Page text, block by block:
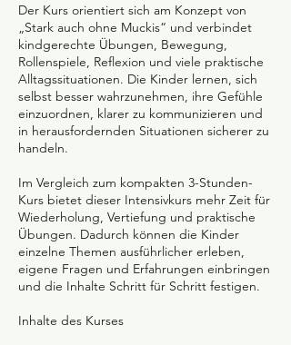
Der Kurs orientiert sich am Konzept von
„Stark auch ohne Muckis“ und verbindet
kindgerechte Übungen, Bewegung,
Rollenspiele, Reflexion und viele praktische
Alltagssituationen. Die Kinder lernen, sich
selbst besser wahrzunehmen, ihre Gefühle
einzuordnen, klarer zu kommunizieren und
in herausfordernden Situationen sicherer zu
handeln.
Im Vergleich zum kompakten 3-Stunden-
Kurs bietet dieser Intensivkurs mehr Zeit für
Wiederholung, Vertiefung und praktische
Übungen. Dadurch können die Kinder
einzelne Themen ausführlicher erleben,
eigene Fragen und Erfahrungen einbringen
und die Inhalte Schritt für Schritt festigen.
Inhalte des Kurses